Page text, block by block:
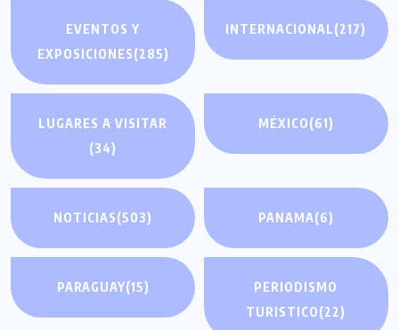
EVENTOS Y
EXPOSICIONES(285)
INTERNACIONAL(217)
LUGARES A VISITAR
(34)
MÉXICO(61)
NOTICIAS(503) PANAMA(6)
PARAGUAY(15)
PERIODISMO
TURISTICO(22)